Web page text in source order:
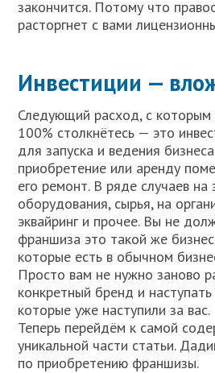
закончится. Потому что
расторгнет с вами
Инвестиции —
Следующий расход, с которым
100% столкнётесь — это
для запуска и ведения
приобретение или аренду
его ремонт. В ряде случаев на
оборудования, сырья, на
эквайринг и прочее. Вы не
франшиза это такой же
которые есть в обычном
Просто вам не нужно заново
конкретный бренд и
которые уже наступили за вас.
Теперь перейдём к самой
уникальной части статьи.
по приобретению франшизы.